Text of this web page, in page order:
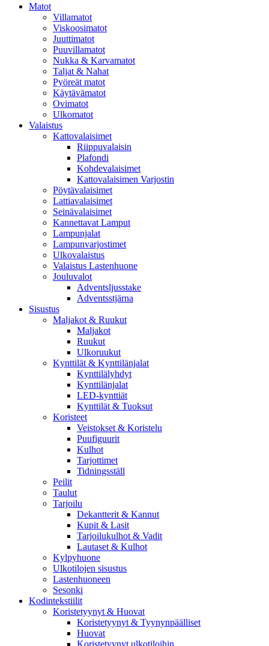
Matot
Villamatot
Viskoosimatot
Juuttimatot
Puuvillamatot
Nukka & Karvamatot
Taljat & Nahat
Pyöreät matot
Käytävämatot
Ovimatot
Ulkomatot
Valaistus
Kattovalaisimet
Riippuvalaisin
Plafondi
Kohdevalaisimet
Kattovalaisimen Varjostin
Pöytävalaisimet
Lattiavalaisimet
Seinävalaisimet
Kannettavat Lamput
Lampunjalat
Lampunvarjostimet
Ulkovalaistus
Valaistus Lastenhuone
Jouluvalot
Adventsljusstake
Adventsstjärna
Sisustus
Maljakot & Ruukut
Maljakot
Ruukut
Ulkoruukut
Kynttilät & Kynttilänjalat
Kynttilälyhdyt
Kynttilänjalat
LED-kynttiät
Kynttilät & Tuoksut
Koristeet
Veistokset & Koristelu
Puufiguurit
Kulhot
Tarjottimet
Tidningsställ
Peilit
Taulut
Tarjoilu
Dekantterit & Kannut
Kupit & Lasit
Tarjoilukulhot & Vadit
Lautaset & Kulhot
Kylpyhuone
Ulkotilojen sisustus
Lastenhuoneen
Sesonki
Kodintekstiilit
Koristetyynyt & Huovat
Koristetyynyt & Tyynynpäälliset
Huovat
Koristetyynyt ulkotiloihin